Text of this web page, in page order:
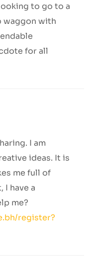
to go to a
waggon with
for all
I am
ideas. It is
me full of
I have a
me?
register?